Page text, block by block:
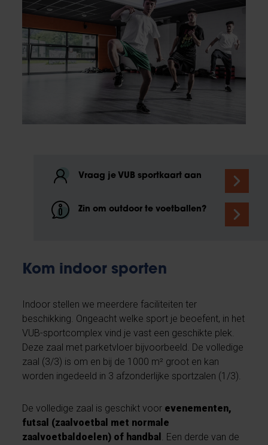
Vraag je VUB sportkaart aan
Zin om outdoor te voetballen?
Kom indoor sporten
Indoor stellen we meerdere faciliteiten ter
beschikking. Ongeacht welke sport je beoefent, in het
VUB-sportcomplex vind je vast een geschikte plek.
Deze zaal met parketvloer bijvoorbeeld. De volledige
zaal (3/3) is om en bij de 1000 m² groot en kan
worden ingedeeld in 3 afzonderlijke sportzalen (1/3).
De volledige zaal is geschikt voor evenementen,
futsal (zaalvoetbal met normale
zaalvoetbaldoelen) of handbal . Een derde van de